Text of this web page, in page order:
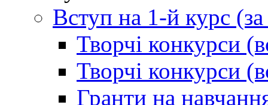
Вступ на 1-й курс
Творчі конкурси
Творчі конкурси
Гранти на